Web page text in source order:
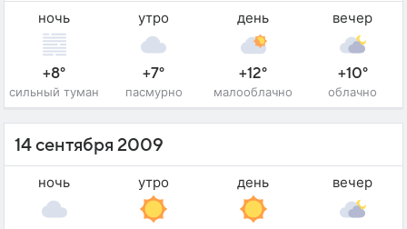
ночь
+8°
сильный туман
утро
+7°
пасмурно
день
+12°
малооблачно
вечер
+10°
облачно
14 сентября 2009
ночь утро день вечер